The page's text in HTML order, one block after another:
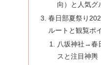
向）と人気グ
春日部夏祭り
ルートと観覧ポ
八坂神社→春
スと注目神輿